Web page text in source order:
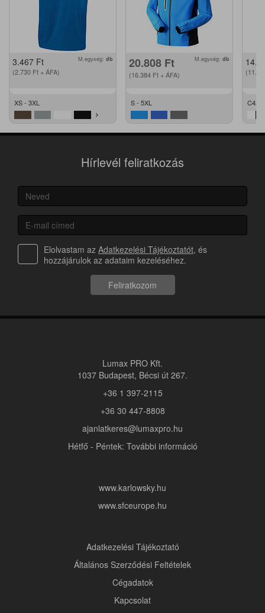
3.467 Ft
(2.730 Ft + ÁFA)
M.egység: db
XS - 3XL
20.808 Ft
(16.384 Ft + ÁFA)
M.egység: db
S - 5XL C42 -
Hírlevél feliratkozás
Elolvastam az Adatkezelési Tájékoztatót, és
hozzájárulok az adataim kezeléséhez.
Feliratkozom
Lumax PRO Kft.
1037 Budapest, Bécsi út 267.
+36 1 397-2115
+36 30 447-8808
ajanlatkeres@lumaxpro.hu
Hétfő - Péntek: További információ
www.karlowsky.hu
www.sfceurope.hu
Adatkezelési Tájékoztató
Általános Szerződési Feltételek
Cégadatok
Kapcsolat